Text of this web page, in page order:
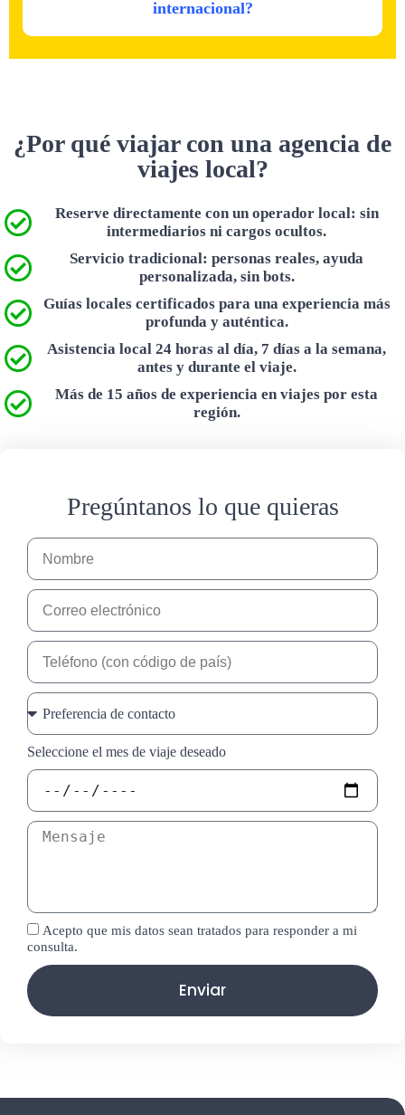
internacional?
¿Por qué viajar con una agencia de
viajes local?
Reserve directamente con un operador local: sin
intermediarios ni cargos ocultos.
Servicio tradicional: personas reales, ayuda
personalizada, sin bots.
Guías locales certificados para una experiencia más
profunda y auténtica.
Asistencia local 24 horas al día, 7 días a la semana,
antes y durante el viaje.
Más de 15 años de experiencia en viajes por esta
región.
Pregúntanos lo que quieras
Seleccione el mes de viaje deseado
Acepto que mis datos sean tratados para responder a mi
consulta.
Enviar